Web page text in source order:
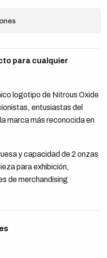
para cualquier
logotipo de Nitrous Oxide
entusiastas del
marca más reconocida en
y capacidad de 2 onzas
para exhibición,
de merchandising